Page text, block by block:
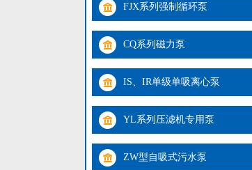
FJX系列强制循环泵
CQ系列磁力泵
IS、IR单级单吸离心泵
YL系列压滤机专用泵
ZW型自吸式污水泵